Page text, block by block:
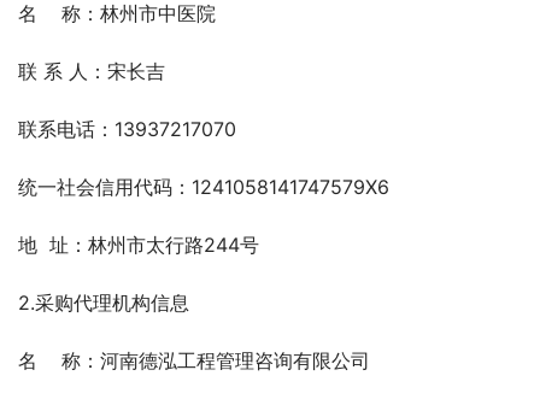
名    称：林州市中医院
联 系 人：宋长吉
联系电话：13937217070
统一社会信用代码：1241058141747579X6
地  址：林州市太行路244号
2.采购代理机构信息
名    称：河南德泓工程管理咨询有限公司